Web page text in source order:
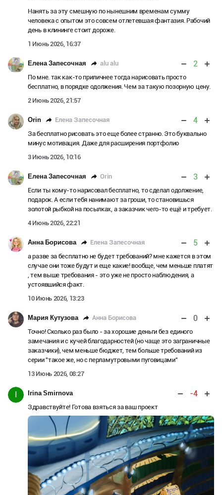
Нанять за эту смешную по нынешним временам сумму
человека с опытом это совсем отлетевшая фантазия. Рабочий
день в клининге стоит дороже.
1 Июнь 2026, 16:37
Елена Запесочная alu alu 2
По мне. так как-то приличнее тогда нарисовать просто
бесплатно, в порядке одолжения. Чем за такую позорную цену.
2 Июнь 2026, 21:57
Orin Елена Запесочная 4
За бесплатно рисовать это еще более странно. Это буквально
минус мотивация. Даже для расширения портфолио
3 Июнь 2026, 10:16
Елена Запесочная Orin 3
Если ты кому-то нарисовал бесплатно, то сделал одолжение,
подарок. А если тебя нанимают за гроши, то становишься
золотой рыбкой на посылках, а заказчик чего-то ещё и требует.
4 Июнь 2026, 22:21
Анна Борисова Елена Запесочная 5
а разве за бесплатно не будет требований? мне кажется в этом
случае они тоже будут и еще какие! вообще, чем меньше платят
, тем выше требования - это уже не просто наблюдения, а
устоявшийся факт.
10 Июнь 2026, 13:23
Мария Кутузова Анна Борисова 0
Точно! Сколько раз было - за хорошие деньги без единого
замечания и с кучей благодарностей (но чаще это заграничные
заказчики), чем меньше бюджет, тем больше требований из
серии "такое же, но с перламутровыми пуговицами"
13 Июнь 2026, 08:27
Irina Smirnova -4
Здравствуйте! Готова взяться за ваш проект